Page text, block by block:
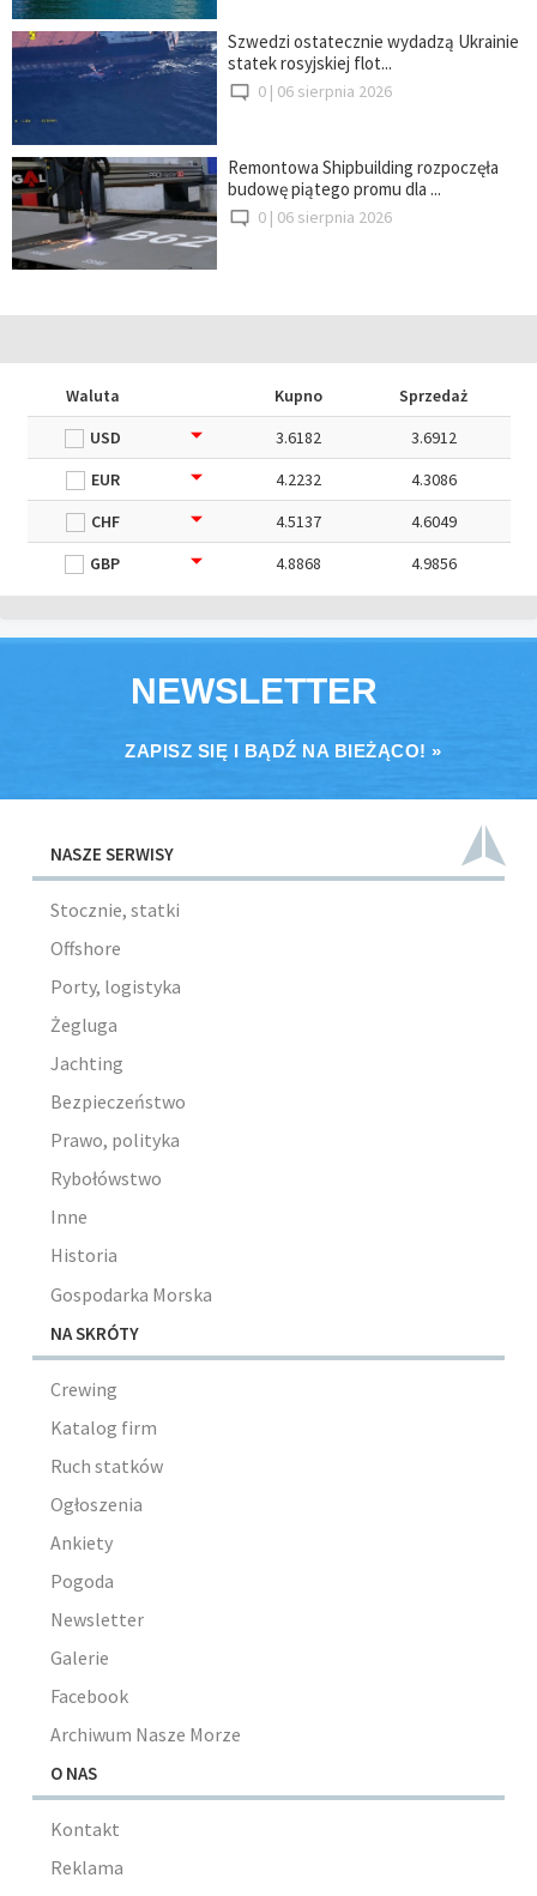
Szwedzi ostatecznie wydadzą Ukrainie
statek rosyjskiej flot...
0 | 06 sierpnia 2026
Remontowa Shipbuilding rozpoczęła
budowę piątego promu dla ...
0 | 06 sierpnia 2026
Waluta Kupno
Sprzedaż
USD
3.6182
3.6912
EUR
4.2232
4.3086
CHF
4.5137
4.6049
GBP
4.8868 4.9856
NEWSLETTER
ZAPISZ SIĘ I BĄDŹ NA BIEŻĄCO! »
NASZE SERWISY
Stocznie, statki
Offshore
Porty, logistyka
Żegluga
Jachting
Bezpieczeństwo
Prawo, polityka
Rybołówstwo
Inne
Historia
Gospodarka Morska
NA SKRÓTY
Crewing
Katalog firm
Ruch statków
Ogłoszenia
Ankiety
Pogoda
Newsletter
Galerie
Facebook
Archiwum Nasze Morze
O NAS
Kontakt
Reklama